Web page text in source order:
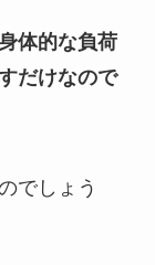
体的な負荷
だけなので
でしょう